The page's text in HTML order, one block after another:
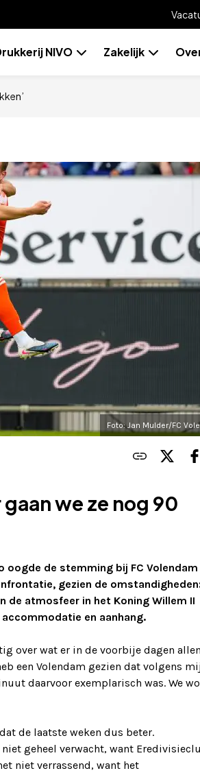
NIVO Zakelijk
Foto: Jan Mulder/FC
we ze nog 90
oogde de stemming bij FC Volendam
gezien de
de atmosfeer in het Koning Willem II
en aanhang.
over wat er in de voorbije dagen
een Volendam gezien dat volgens mij
daarvoor exemplarisch was. We
de laatste weken dus beter.
geheel verwacht, want
niet verrassend, want het